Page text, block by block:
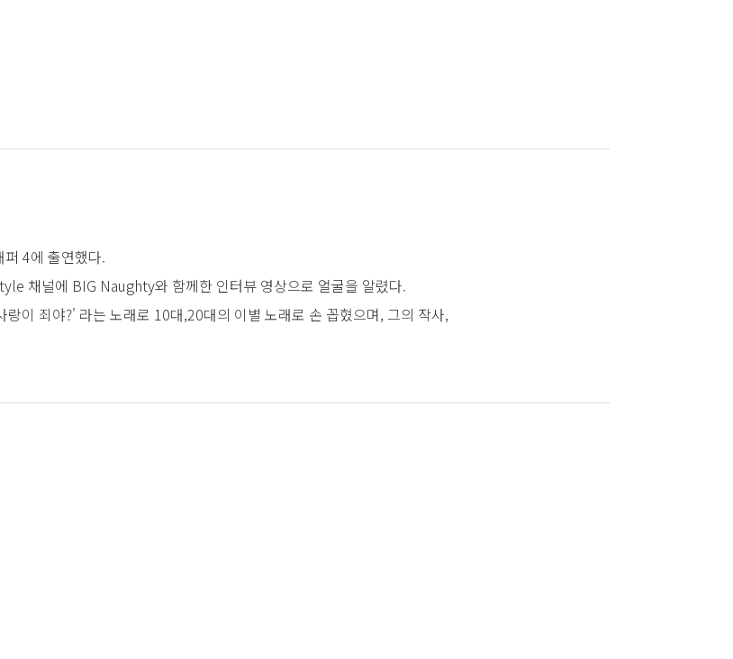
(Feat. BIG Naughty)]
앞이네]
4에 출연했다.
채널에 BIG Naughty와 함께한 인터뷰 영상으로 얼굴을 알렸다.
이 죄야?' 라는 노래로 10대,20대의 이별 노래로 손 꼽혔으며, 그의 작사,